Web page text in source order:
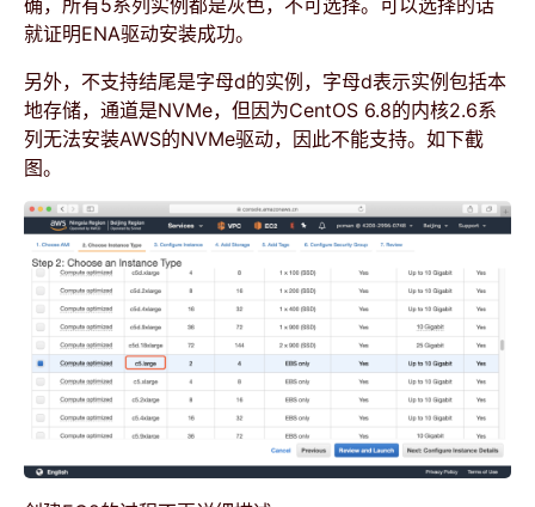
就证明ENA驱动安装成功。
另外，不支持结尾是字母d的实例，字母d表示实例包括本
地存储，通道是NVMe，但因为CentOS 6.8的内核2.6系
列无法安装AWS的NVMe驱动，因此不能支持。如下截
图。